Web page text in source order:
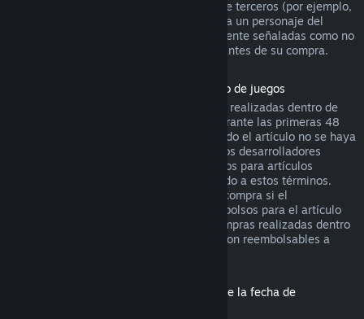
Steam no podrá reembolsar ciertos DLC de terceros (por ejemplo,
si el DLC sube de nivel irreversiblemente a un personaje del
juego). Estas excepciones estarán claramente señaladas como no
reembolsables en la página de la tienda antes de su compra.
Reembolsos en compras realizadas dentro de juegos
Steam ofrecerá reembolsos para compras realizadas dentro de
cualquier juego desarrollado por Valve durante las primeras 48
horas tras su adquisición, siempre y cuando el artículo no se haya
consumido, modificado o transferido. Otros desarrolladores
tendrán la opción de activar los reembolsos para artículos
adquiridos dentro de sus juegos de acuerdo a estos términos.
Steam te informará en el momento de la compra si el
desarrollador ha optado por ofrecer reembolsos para el artículo
que vas a adquirir. De lo contrario, las compras realizadas dentro
de juegos no desarrollados por Valve no son reembolsables a
Reembolsos de títulos comprados antes de la fecha de